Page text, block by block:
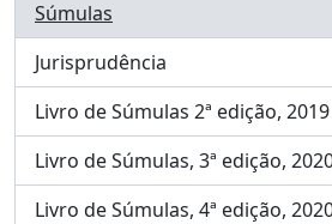
Súmulas
, 3 resultados
Jurisprudência
, 3 resultados
Livro de Súmulas 2ª edição, 2019
, 1 resultados
Livro de Súmulas, 3ª edição,
, 1 resultados
Livro de Súmulas, 4ª edição,